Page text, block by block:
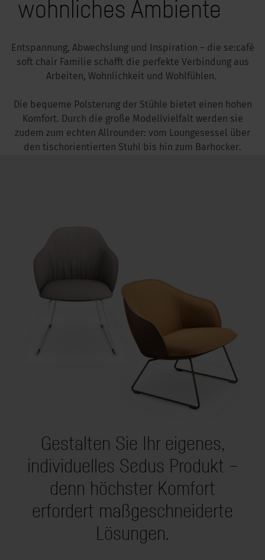
wohnliches Ambiente
Entspannung, Abwechslung und Inspiration – die se:café
soft chair Familie schafft die perfekte Verbindung aus
Arbeiten, Wohnlichkeit und Wohlfühlen.
Die bequeme Polsterung der Stühle bietet einen hohen
Komfort. Durch die große Modellvielfalt werden sie
zudem zum echten Allrounder: vom Loungesessel über
den tischorientierten Stuhl bis hin zum Barhocker.
Gestalten Sie Ihr eigenes,
individuelles Sedus Produkt –
denn höchster Komfort
erfordert maßgeschneiderte
Lösungen.